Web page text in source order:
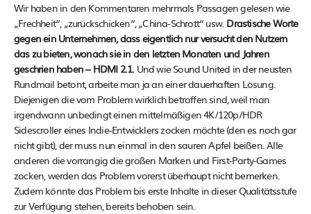
Wir haben in den Kommentaren mehrmals Passagen gelesen wie
„Frechheit“, „zurückschicken“, „China-Schrott“ usw. Drastische Worte
gegen ein Unternehmen, dass eigentlich nur versucht den Nutzern
das zu bieten, wonach sie in den letzten Monaten und Jahren
geschrien haben – HDMI 2.1.Und wie Sound United in der neusten
Rundmail betont, arbeite man ja an einer dauerhaften Lösung.
Diejenigen die vom Problem wirklich betroffen sind, weil man
irgendwann unbedingt einen mittelmäßigen 4K/120p/HDR
Sidescroller eines Indie-Entwicklers zocken möchte (den es noch gar
nicht gibt), der muss nun einmal in den sauren Apfel beißen. Alle
anderen die vorrangig die großen Marken und First-Party-Games
zocken, werden das Problem vorerst überhaupt nicht bemerken.
Zudem könnte das Problem bis erste Inhalte in dieser Qualitätsstufe
zur Verfügung stehen, bereits behoben sein.